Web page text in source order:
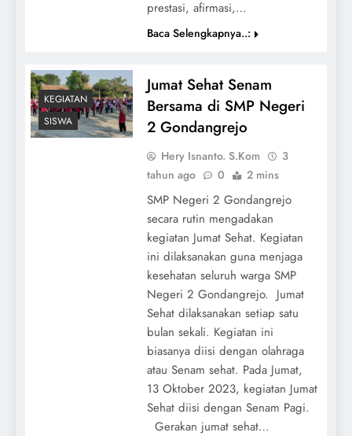
prestasi, afirmasi,…
Baca Selengkapnya..:
KEGIATAN
SISWA
Jumat Sehat Senam
Bersama di SMP Negeri
2 Gondangrejo
Hery Isnanto. S.Kom
3
tahun ago
0 2 mins
SMP Negeri 2 Gondangrejo
secara rutin mengadakan
kegiatan Jumat Sehat. Kegiatan
ini dilaksanakan guna menjaga
kesehatan seluruh warga SMP
Negeri 2 Gondangrejo. Jumat
Sehat dilaksanakan setiap satu
bulan sekali. Kegiatan ini
biasanya diisi dengan olahraga
atau Senam sehat. Pada Jumat,
13 Oktober 2023, kegiatan Jumat
Sehat diisi dengan Senam Pagi.
Gerakan jumat sehat…